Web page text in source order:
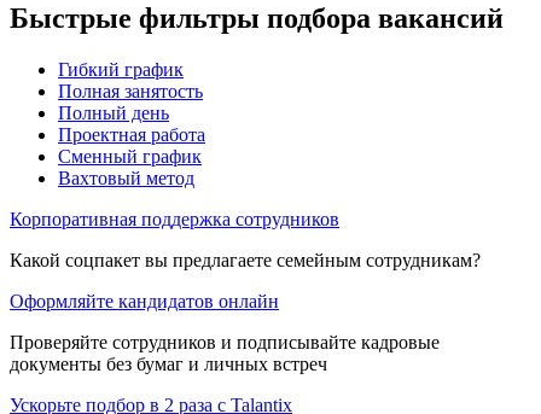
Быстрые фильтры подбора вакансий
Гибкий график
Полная занятость
Полный день
Проектная работа
Сменный график
Вахтовый метод
Корпоративная поддержка сотрудников
Какой соцпакет вы предлагаете семейным сотрудникам?
Оформляйте кандидатов онлайн
Проверяйте сотрудников и подписывайте кадровые
документы без бумаг и личных встреч
Ускорьте подбор в 2 раза с Talantix